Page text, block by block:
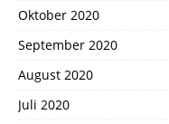
Oktober 2020
September 2020
August 2020
Juli 2020